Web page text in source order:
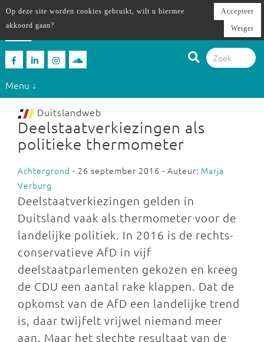
Menu ↓
Duitslandweb
Deelstaatverkiezingen als
politieke thermometer
Achtergrond - 26 september 2016 - Auteur: Marja
Verburg
Deelstaatverkiezingen gelden in
Duitsland vaak als thermometer voor de
landelijke politiek. In 2016 is de rechts-
conservatieve AfD in vijf
deelstaatparlementen gekozen en kreeg
de CDU een aantal rake klappen. Dat de
opkomst van de AfD een landelijke trend
is, daar twijfelt vrijwel niemand meer
aan. Maar het slechte resultaat van de
Op deze site worden cookies gebruikt, wilt u hiermee
akkoord gaan?
Accepteer
Weiger